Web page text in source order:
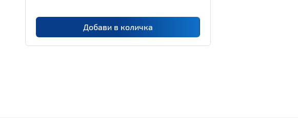
Добави в количка